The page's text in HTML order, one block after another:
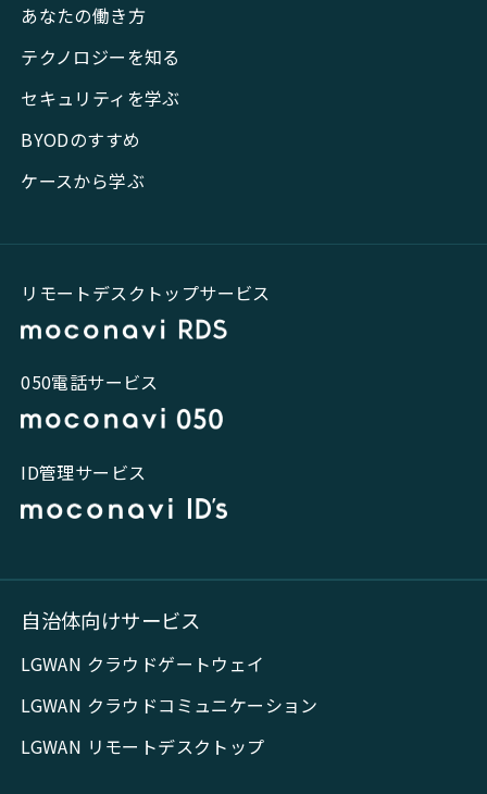
あなたの働き方
テクノロジーを知る
セキュリティを学ぶ
BYODのすすめ
ケースから学ぶ
リモートデスクトップサービス
050電話サービス
ID管理サービス
自治体向けサービス
LGWAN クラウドゲートウェイ
LGWAN クラウドコミュニケーション
LGWAN リモートデスクトップ